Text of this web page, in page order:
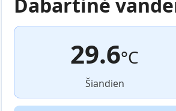
29.6°C
Šiandien